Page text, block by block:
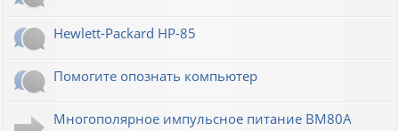
Hewlett-Packard НР-85
Помогите опознать компьютер
Многополярное импульсное питание ВМ80А